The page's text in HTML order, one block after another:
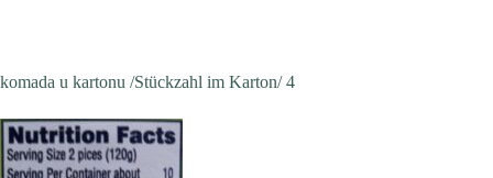
komada u kartonu /Stückzahl im Karton/ 4